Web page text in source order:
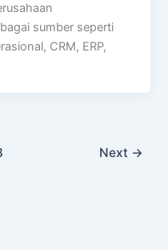
sumber seperti
CRM, ERP,
Next →